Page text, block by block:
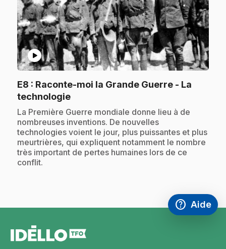
play_circle
E8 : Raconte-moi la Grande Guerre - La
technologie.
.La Première Guerre mondiale donne lieu à de
nombreuses inventions. De nouvelles
technologies voient le jour, plus puissantes et plus
meurtrières, qui expliquent notamment le nombre
très important de pertes humaines lors de ce
conflit.
help
Accéder à
Aide
,Ce lien
de